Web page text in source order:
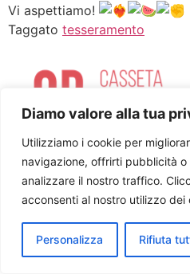
Diamo valore alla tua
Utilizziamo i cookie per
navigazione, offrirti pubblicità
analizzare il nostro traffico.
acconsenti al nostro utilizzo dei
Personalizza Rifiuta
Vi aspettiamo!
Taggato tesseramento
Cookie policy
Tutti i